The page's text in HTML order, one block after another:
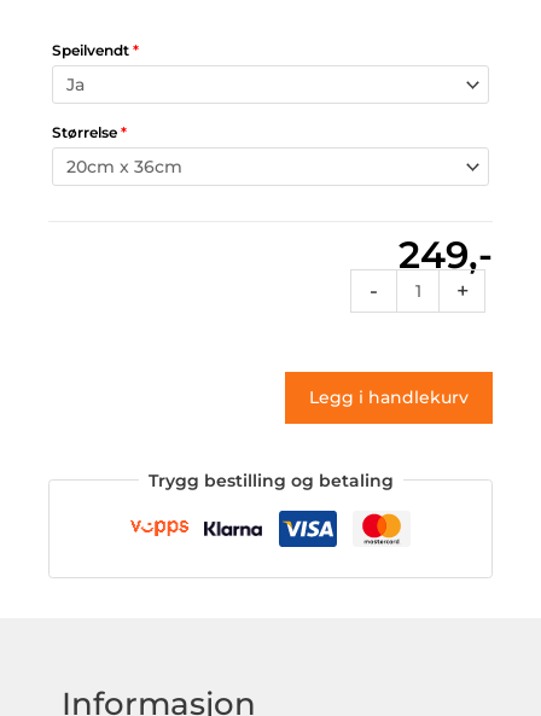
Speilvendt *
Størrelse *
249,-
-
40a
antall
+
Legg i handlekurv
Trygg bestilling og betaling
Informasjon